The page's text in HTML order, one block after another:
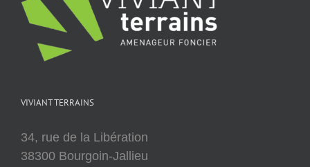
VIVIANT TERRAINS
34, rue de la Libération
38300 Bourgoin-Jallieu